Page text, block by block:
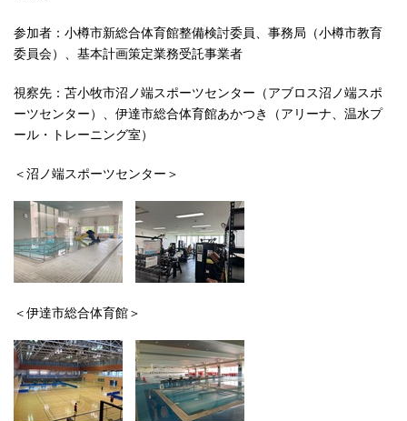
参加者：小樽市新総合体育館整備検討委員、事務局（小樽市教育
委員会）、基本計画策定業務受託事業者
視察先：苫小牧市沼ノ端スポーツセンター（アブロス沼ノ端スポ
ーツセンター）、伊達市総合体育館あかつき（アリーナ、温水プ
ール・トレーニング室）
＜沼ノ端スポーツセンター＞
＜伊達市総合体育館＞